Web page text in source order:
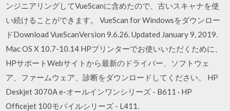
ンジニアリングしてVueScanに含めたので、古いスキャナを使
い続けることができます。 VueScan for Windowsをダウンロー
ドDownload VueScanVersion 9.6.26. Updated January 9, 2019.
Mac OS X 10.7-10.14 HPプリンターでお使いいただくために、
HPサポートWebサイトから最新のドライバー、ソフトウェ
ア、ファームウェア、診断をダウンロードしてください。 HP
Deskjet 3070A e-オールインワンシリーズ - B611 · HP
Officejet 100モバイルシリーズ - L411.